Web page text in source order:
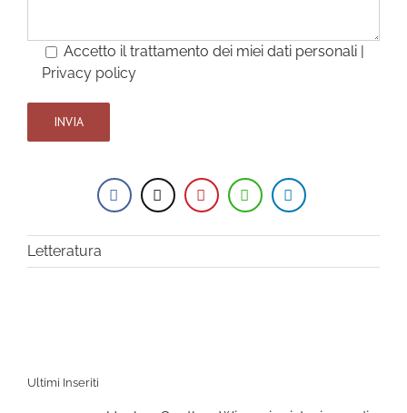
Accetto il trattamento dei miei dati personali |
Privacy policy
Letteratura
Ultimi Inseriti